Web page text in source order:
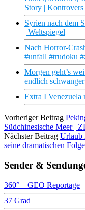
Story |
Syrien nach dem
| Weltspiegel
Nach Horror-
#unfall #trudoku
Morgen geht’s
endlich
Extra I Venezuela
Vorheriger Beitrag
Südchinesische Meer |
Nächster Beitrag Urlaub
seine dramatischen
Sender &
360° – GEO Reportage
37 Grad